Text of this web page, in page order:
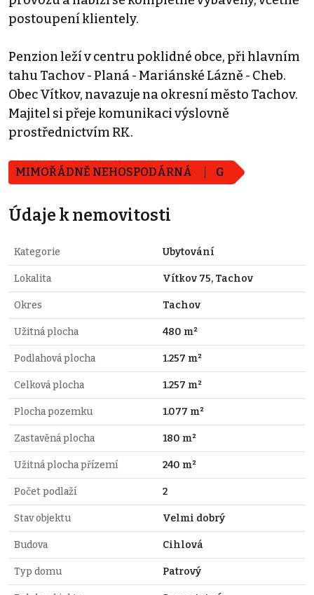
postoupení klientely.
Penzion leží v centru poklidné obce, při hlavním
tahu Tachov - Planá - Mariánské Lázně - Cheb.
Obec Vítkov, navazuje na okresní město Tachov.
Majitel si přeje komunikaci výslovně
prostřednictvím RK.
MIMOŘÁDNĚ NEHOSPODÁRNÁ G
Údaje k nemovitosti
Kategorie Ubytování
Lokalita Vítkov 75, Tachov
Okres Tachov
Užitná plocha 480 m²
Podlahová plocha 1.257 m²
Celková plocha 1.257 m²
Plocha pozemku 1.077 m²
Zastavěná plocha 180 m²
Užitná plocha přízemí 240 m²
Počet podlaží 2
Stav objektu Velmi dobrý
Budova Cihlová
Typ domu Patrový